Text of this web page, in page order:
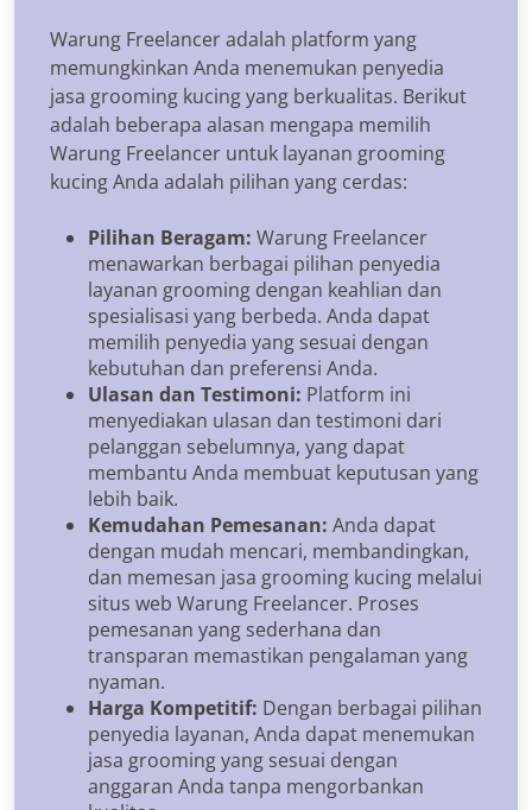
Warung Freelancer adalah platform yang
memungkinkan Anda menemukan penyedia
jasa grooming kucing yang berkualitas. Berikut
adalah beberapa alasan mengapa memilih
Warung Freelancer untuk layanan grooming
kucing Anda adalah pilihan yang cerdas:
Pilihan Beragam: Warung Freelancer
menawarkan berbagai pilihan penyedia
layanan grooming dengan keahlian dan
spesialisasi yang berbeda. Anda dapat
memilih penyedia yang sesuai dengan
kebutuhan dan preferensi Anda.
Ulasan dan Testimoni: Platform ini
menyediakan ulasan dan testimoni dari
pelanggan sebelumnya, yang dapat
membantu Anda membuat keputusan yang
lebih baik.
Kemudahan Pemesanan: Anda dapat
dengan mudah mencari, membandingkan,
dan memesan jasa grooming kucing melalui
situs web Warung Freelancer. Proses
pemesanan yang sederhana dan
transparan memastikan pengalaman yang
nyaman.
Harga Kompetitif: Dengan berbagai pilihan
penyedia layanan, Anda dapat menemukan
jasa grooming yang sesuai dengan
anggaran Anda tanpa mengorbankan